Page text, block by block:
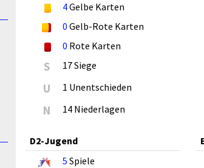
4Gelbe Karten
0 Gelb-Rote Karten
0 Rote Karten
S 17 Siege
U 1 Unentschieden
N 14 Niederlagen
D2-Jugend
5 Spiele